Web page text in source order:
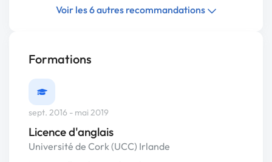
Voir les 6 autres recommandations
Formations
sept. 2016 - mai 2019
Licence d'anglais
Université de Cork (UCC) Irlande